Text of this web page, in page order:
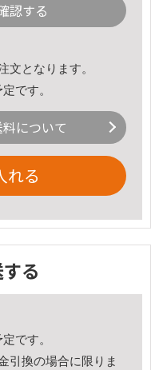
認する
文となります。
です。
について
れる
る
です。
引換の場合に限りま